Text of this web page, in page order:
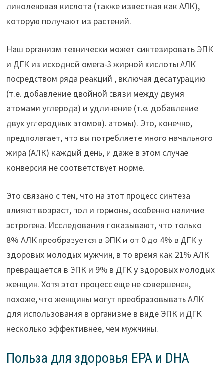
линоленовая кислота (также известная как АЛК),
которую получают из растений.
Наш организм технически может синтезировать ЭПК
и ДГК из исходной омега-3 жирной кислоты АЛК
посредством ряда реакций , включая десатурацию
(т.е. добавление двойной связи между двумя
атомами углерода) и удлинение (т.е. добавление
двух углеродных атомов). атомы). Это, конечно,
предполагает, что вы потребляете много начального
жира (АЛК) каждый день, и даже в этом случае
конверсия не соответствует норме.
Это связано с тем, что на этот процесс синтеза
влияют возраст, пол и гормоны, особенно наличие
эстрогена. Исследования показывают, что только
8% АЛК преобразуется в ЭПК и от 0 до 4% в ДГК у
здоровых молодых мужчин, в то время как 21% АЛК
превращается в ЭПК и 9% в ДГК у здоровых молодых
женщин. Хотя этот процесс еще не совершенен,
похоже, что женщины могут преобразовывать АЛК
для использования в организме в виде ЭПК и ДГК
несколько эффективнее, чем мужчины.
Польза для здоровья EPA и DHA